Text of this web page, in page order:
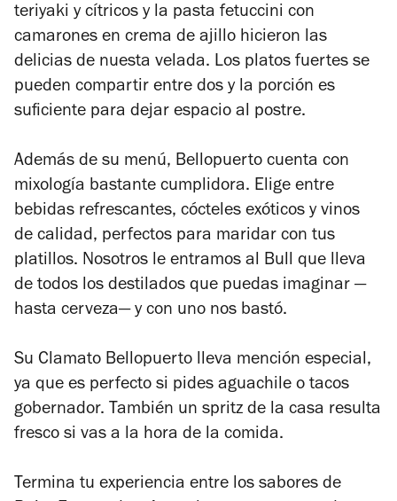
teriyaki y cítricos y la pasta fetuccini con
camarones en crema de ajillo hicieron las
delicias de nuesta velada. Los platos fuertes se
pueden compartir entre dos y la porción es
suficiente para dejar espacio al postre.
Además de su menú, Bellopuerto cuenta con
mixología bastante cumplidora. Elige entre
bebidas refrescantes, cócteles exóticos y vinos
de calidad, perfectos para maridar con tus
platillos. Nosotros le entramos al Bull que lleva
de todos los destilados que puedas imaginar —
hasta cerveza— y con uno nos bastó.
Su Clamato Bellopuerto lleva mención especial,
ya que es perfecto si pides aguachile o tacos
gobernador. También un spritz de la casa resulta
fresco si vas a la hora de la comida.
Termina tu experiencia entre los sabores de